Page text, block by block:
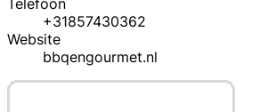
Telefoon
+31857430362
Website
bbqengourmet.nl